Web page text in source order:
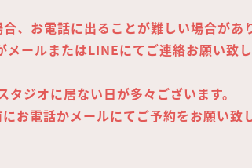
、お電話に出ることが難しい場合があ
メールまたはLINEにてご連絡お願い致
タジオに居ない日が多々ございます。
お電話かメールにてご予約をお願い致